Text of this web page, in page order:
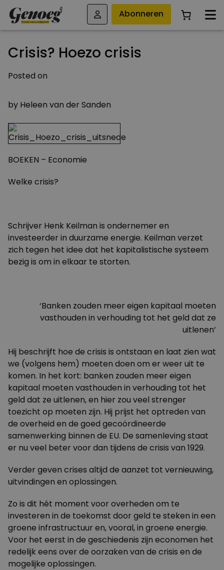
Abonneren
Crisis? Hoezo crisis
Posted on
by Heleen van der Sanden
BOEKEN – Economie
Welke crisis?
Schrijver Henk Keilman is ondernemer en
investeerder in duurzame energie. Keilman verzet
zich tegen het idee dat het kapitalistische systeem
bezig is om in elkaar te storten.
‘Banken zouden meer eigen kapitaal moeten
vasthouden in verhouding tot het geld dat ze
uitlenen’
Hij beschrijft hoe de crisis is ontstaan en laat zien wat
we (volgens hem) moeten doen om er weer uit te
komen. In het kort: banken zouden meer eigen
kapitaal moeten vasthouden in verhouding tot het
geld dat ze uitlenen, en hier zou veel strenger
toezicht op moeten zijn. Hij prijst het optreden van
de overheid en de goed gecoördineerde
samenwerking binnen de EU. De samenleving staat
er nu veel beter voor dan tijdens de crisis van 1929.
Verder geven crises altijd de aanzet tot vernieuwing,
uitvindingen en oplossingen.
Zo is dit hét moment voor overheden om te
investeren in de toekomst door geld te steken in een
groene infrastructuur en, vooral, in groene energie.
Voor het eerst in de geschiedenis zijn economen het
redelijk eens over de oorzaken van de crisis en de
mogelijke oplossingen.